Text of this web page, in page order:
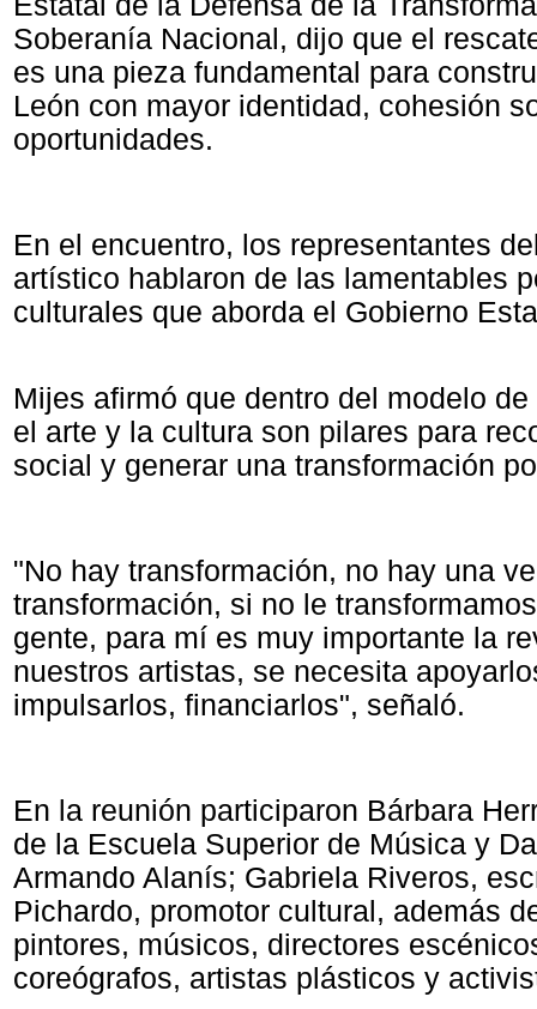
Soberanía Nacional, dijo que el
es una pieza fundamental para
León con mayor identidad, cohesión
oportunidades.
En el encuentro, los representantes
artístico hablaron de las lamentables
culturales que aborda el Gobierno
Mijes afirmó que dentro del modelo
el arte y la cultura son pilares para
social y generar una transformación
"No hay transformación, no hay una
transformación, si no le
gente, para mí es muy importante la
nuestros artistas, se necesita
impulsarlos, financiarlos", señaló.
En la reunión participaron Bárbara
de la Escuela Superior de Música y
Armando Alanís; Gabriela Riveros,
Pichardo, promotor cultural, además
pintores, músicos, directores
coreógrafos, artistas plásticos y